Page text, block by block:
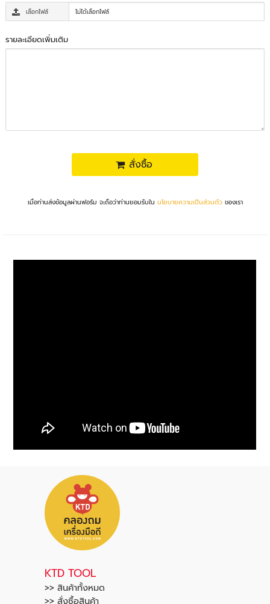
เลือกไฟล์ ไม่ได้เลือกไฟล์
รายละเอียดเพิ่มเติม
สั่งซื้อ
เมื่อท่านส่งข้อมูลผ่านฟอร์ม จะถือว่าท่านยอมรับใน นโยบายความเป็นส่วนตัวของเรา
KTD TOOL
>> สินค้าทั้งหมด
>> สั่งซื้อสินค้า